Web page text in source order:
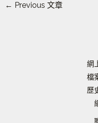
← Previous 文章
網
檔
歷